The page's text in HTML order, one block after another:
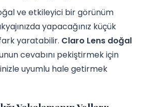
ve etkileyici bir görünüm
yapacağınız küçük
yaratabilir. Claro Lens doğal
cevabını pekiştirmek için
uyumlu hale getirmek